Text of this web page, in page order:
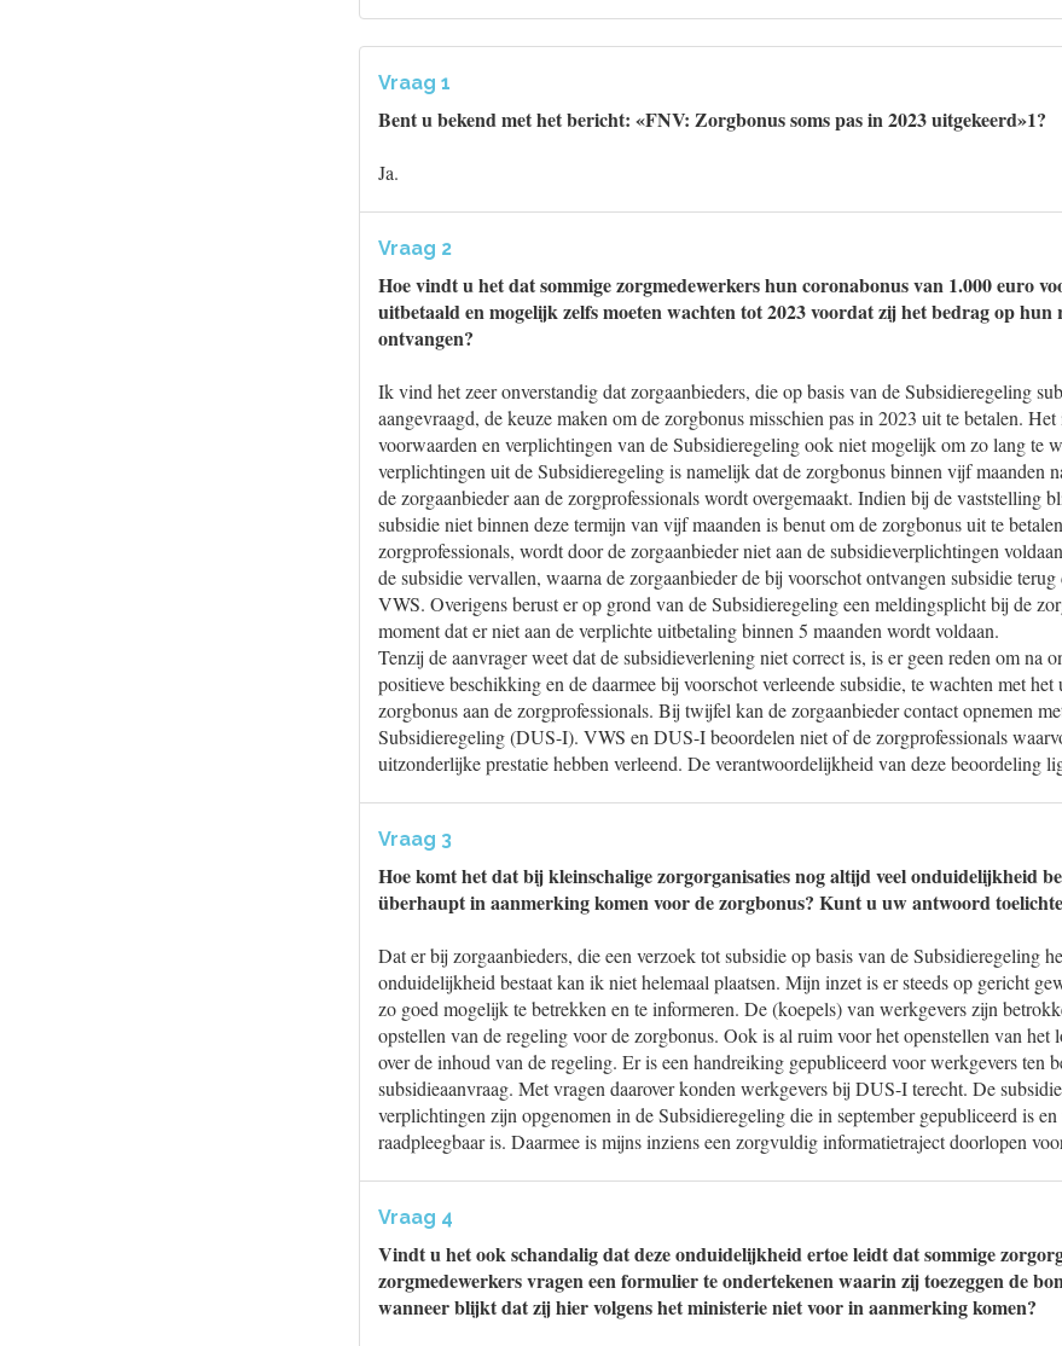
Vraag 1
Bent u bekend met het bericht: «FNV: Zorgbonus soms pas in 2023 uitgekeerd»1?
Ja.
Vraag 2
Hoe vindt u het dat sommige zorgmedewerkers hun coronabonus van 1.000 euro
uitbetaald en mogelijk zelfs moeten wachten tot 2023 voordat zij het bedrag op hun
ontvangen?
Ik vind het zeer onverstandig dat zorgaanbieders, die op basis van de Subsidieregeling
aangevraagd, de keuze maken om de zorgbonus misschien pas in 2023 uit te betalen.
voorwaarden en verplichtingen van de Subsidieregeling ook niet mogelijk om zo lang te
verplichtingen uit de Subsidieregeling is namelijk dat de zorgbonus binnen vijf maanden
de zorgaanbieder aan de zorgprofessionals wordt overgemaakt. Indien bij de vaststelling
subsidie niet binnen deze termijn van vijf maanden is benut om de zorgbonus uit te
zorgprofessionals, wordt door de zorgaanbieder niet aan de subsidieverplichtingen
de subsidie vervallen, waarna de zorgaanbieder de bij voorschot ontvangen subsidie terug
VWS. Overigens berust er op grond van de Subsidieregeling een meldingsplicht bij de
moment dat er niet aan de verplichte uitbetaling binnen 5 maanden wordt voldaan.
Tenzij de aanvrager weet dat de subsidieverlening niet correct is, is er geen reden om na
positieve beschikking en de daarmee bij voorschot verleende subsidie, te wachten met het
zorgbonus aan de zorgprofessionals. Bij twijfel kan de zorgaanbieder contact opnemen
Subsidieregeling (DUS-I). VWS en DUS-I beoordelen niet of de zorgprofessionals
uitzonderlijke prestatie hebben verleend. De verantwoordelijkheid van deze beoordeling
Vraag 3
Hoe komt het dat bij kleinschalige zorgorganisaties nog altijd veel onduidelijkheid
überhaupt in aanmerking komen voor de zorgbonus? Kunt u uw antwoord
Dat er bij zorgaanbieders, die een verzoek tot subsidie op basis van de Subsidieregeling
onduidelijkheid bestaat kan ik niet helemaal plaatsen. Mijn inzet is er steeds op gericht
zo goed mogelijk te betrekken en te informeren. De (koepels) van werkgevers zijn
opstellen van de regeling voor de zorgbonus. Ook is al ruim voor het openstellen van het
over de inhoud van de regeling. Er is een handreiking gepubliceerd voor werkgevers ten
subsidieaanvraag. Met vragen daarover konden werkgevers bij DUS-I terecht. De
verplichtingen zijn opgenomen in de Subsidieregeling die in september gepubliceerd is en
raadpleegbaar is. Daarmee is mijns inziens een zorgvuldig informatietraject doorlopen
Vraag 4
Vindt u het ook schandalig dat deze onduidelijkheid ertoe leidt dat sommige
zorgmedewerkers vragen een formulier te ondertekenen waarin zij toezeggen de
wanneer blijkt dat zij hier volgens het ministerie niet voor in aanmerking komen?